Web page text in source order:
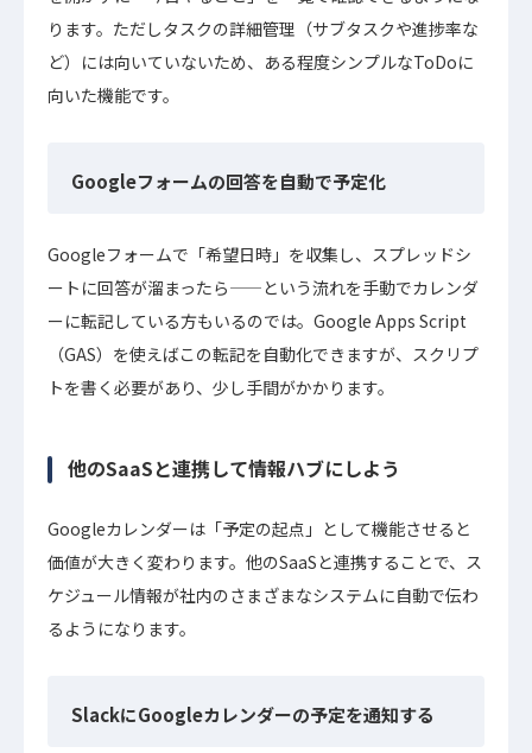
ります。ただしタスクの詳細管理（サブタスクや進捗率な
ど）には向いていないため、ある程度シンプルなToDoに
向いた機能です。
Googleフォームの回答を自動で予定化
Googleフォームで「希望日時」を収集し、スプレッドシ
ートに回答が溜まったら——という流れを手動でカレンダ
ーに転記している方もいるのでは。Google Apps Script
（GAS）を使えばこの転記を自動化できますが、スクリプ
トを書く必要があり、少し手間がかかります。
他のSaaSと連携して情報ハブにしよう
Googleカレンダーは「予定の起点」として機能させると
価値が大きく変わります。他のSaaSと連携することで、ス
ケジュール情報が社内のさまざまなシステムに自動で伝わ
るようになります。
SlackにGoogleカレンダーの予定を通知する